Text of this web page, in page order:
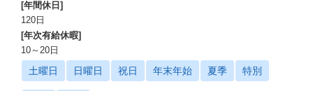
[年間休日]
120日
[年次有給休暇]
10～20日
土曜日 日曜日 祝日 年末年始 夏季 特別